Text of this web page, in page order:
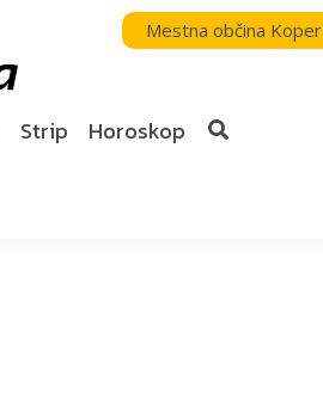
Mestna občina Koper
Strip Horoskop